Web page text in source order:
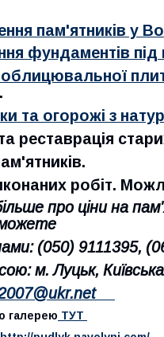
пам'ятників у
фундаментів під
та огорожі з
реставрація
робіт.
про ціни на
(050) 9111395,
м. Луцьк,
галерею ТУТ